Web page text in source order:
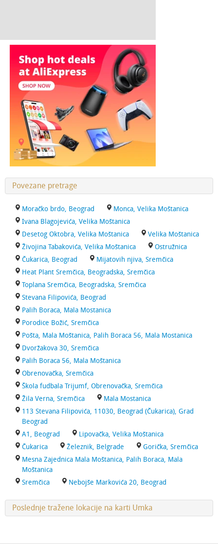
Povezane pretrage
Moračko brdo, Beograd
Monca, Velika Moštanica
Ivana Blagojevića, Velika Moštanica
Desetog Oktobra, Velika Moštanica
Velika Moštanica
Živojina Tabakovića, Velika Moštanica
Ostružnica
Čukarica, Beograd
Mijatovih njiva, Sremčica
Heat Plant Sremčica, Beogradska, Sremčica
Toplana Sremčica, Beogradska, Sremčica
Stevana Filipovića, Beograd
Palih Boraca, Mala Mostanica
Porodice Božić, Sremčica
Pošta, Mala Moštanica, Palih Boraca 56, Mala Mostanica
Dvoržakova 30, Sremčica
Palih Boraca 56, Mala Moštanica
Obrenovačka, Sremčica
Škola fudbala Trijumf, Obrenovačka, Sremčica
Žila Verna, Sremčica
Mala Mostanica
113 Stevana Filipovića, 11030, Beograd (Čukarica), Grad
Beograd
A1, Beograd
Lipovačka, Velika Moštanica
Čukarica
Železnik, Belgrade
Gorička, Sremčica
Mesna Zajednica Mala Moštanica, Palih Boraca, Mala
Moštanica
Sremčica
Nebojše Markovića 20, Beograd
Poslednje tražene lokacije na karti Umka